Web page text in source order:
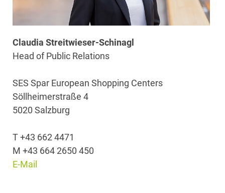
Claudia Streitwieser-Schinagl
Head of Public Relations
SES Spar European Shopping Centers
Söllheimerstraße 4
5020 Salzburg
T +43 662 4471
M +43 664 2650 450
E-Mail